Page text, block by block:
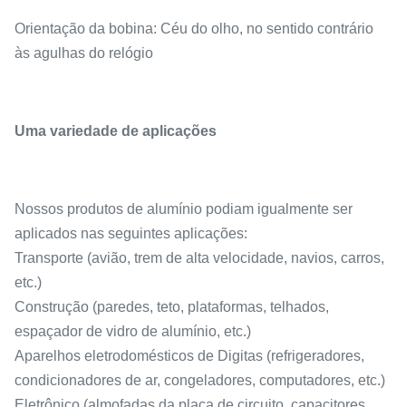
Orientação da bobina: Céu do olho, no sentido contrário
às agulhas do relógio
Uma variedade de aplicações
Nossos produtos de alumínio podiam igualmente ser
aplicados nas seguintes aplicações:
Transporte (avião, trem de alta velocidade, navios, carros,
etc.)
Construção (paredes, teto, plataformas, telhados,
espaçador de vidro de alumínio, etc.)
Aparelhos eletrodomésticos de Digitas (refrigeradores,
condicionadores de ar, congeladores, computadores, etc.)